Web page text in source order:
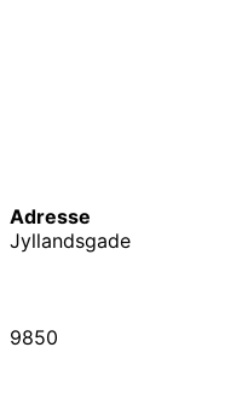
Adresse
Jyllandsgade
9850